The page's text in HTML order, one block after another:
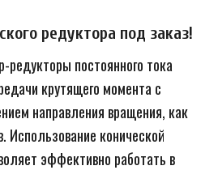
редуктора под заказ!
редукторы постоянного тока
крутящего момента с
направления вращения, как
Использование конической
эффективно работать в